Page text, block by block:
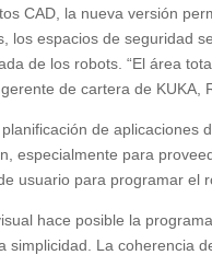
CAD, la nueva versión
los espacios de seguridad
de los robots. “El área
de cartera de KUKA,
de
especialmente para
usuario para programar el
hace posible la
simplicidad. La coherencia